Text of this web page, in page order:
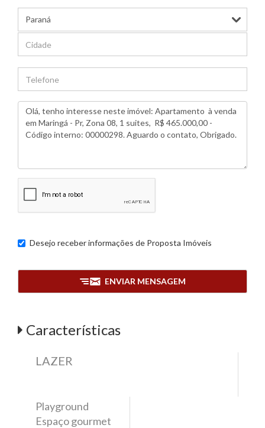
Desejo receber informações de Proposta Imóveis
ENVIAR MENSAGEM
Características
LAZER
Playground
Espaço gourmet